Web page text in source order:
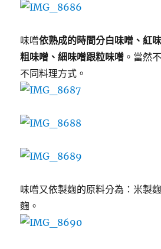
味噌依熟成的時間分白味噌、紅
粗味噌、細味噌跟粒味噌 。當然
不同料理方式。
味噌又依製麴的原料分為：米製
麴。